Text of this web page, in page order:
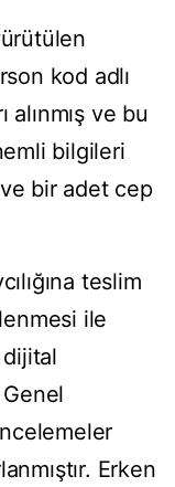
kod adlı
alınmış ve bu
bilgileri
bir adet cep
teslim
ile
Erken